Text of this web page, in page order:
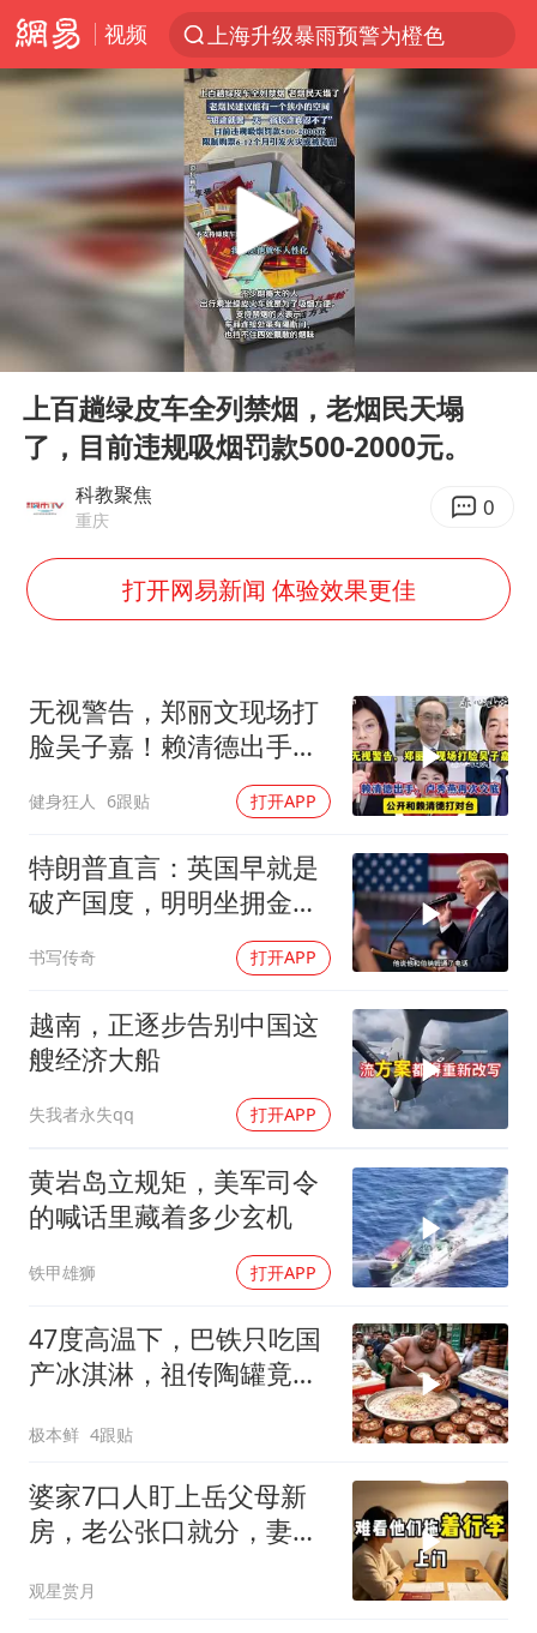
视频
上海升级暴雨预警为橙色
跨界融合拉长夏日经济消费链条
拜登前列腺癌恶化
“白海豚”逼近浙闽沿海
四川宜宾5.5级地震后余震为何不断
2026年7月份居民消费价格同比上涨0.5%
浙江海域将现5到8米巨浪到狂浪
外国游客的“中国游三件套”火了
以军士兵把枪口对准中国记者
白海豚在海上打了个结
方桃子代言广告视频已下架
谢霆锋演唱会隔空祝王菲生日快乐
大爷听AI洒农药 150亩苗一夜枯萎
央视新主播李秋莹孙亚鹏亮相
构建更高水平的全民健身公共服务体系
Play
上百趟绿皮车全列禁烟，老烟民天塌
了，目前违规吸烟罚款500-2000元。
科教聚焦
重庆 0
打开网易新闻 体验效果更佳
无视警告，郑丽文现场打
脸吴子嘉！赖清德出手，
健身狂人 6跟贴 打开APP
特朗普直言：英国早就是
破产国度，明明坐拥金
山，却偏偏无动于衷
书写传奇 打开APP
越南，正逐步告别中国这
艘经济大船
失我者永失qq 打开APP
黄岩岛立规矩，美军司令
的喊话里藏着多少玄机
铁甲雄狮 打开APP
47度高温下，巴铁只吃国
产冰淇淋，祖传陶罐竟还
极本鲜 4跟贴
婆家7口人盯上岳父母新
房，老公张口就分，妻子
观星赏月